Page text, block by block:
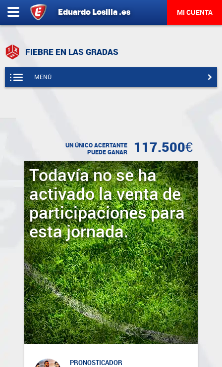
Eduardo Losilla.es MI CUENTA
FIEBRE EN LAS GRADAS
MENÚ
UN ÚNICO ACERTANTE
PUEDE GANAR
117.500€
Todavía no se ha
activado la venta de
participaciones para
esta jornada.
PRONOSTICADOR